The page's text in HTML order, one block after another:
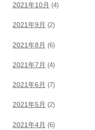
2021年10月 (4)
2021年9月 (2)
2021年8月 (6)
2021年7月 (4)
2021年6月 (7)
2021年5月 (2)
2021年4月 (6)